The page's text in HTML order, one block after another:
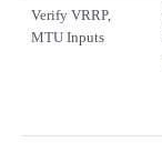
Verify VRRP,
MTU Inputs